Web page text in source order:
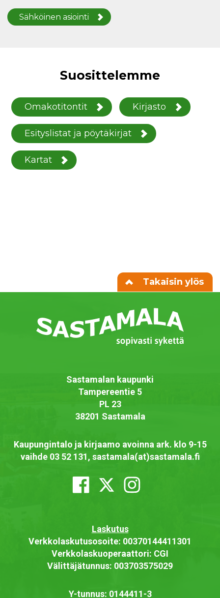
Sähköinen asiointi
Suosittelemme
Omakotitontit Kirjasto
Esityslistat ja pöytäkirjat
Kartat
Takaisin ylös
Sastamalan kaupunki
Tampereentie 5
PL 23
38201 Sastamala
Kaupungintalo ja kirjaamo avoinna ark. klo 9-15
vaihde 03 52 131, sastamala(at)sastamala.fi
Laskutus
Verkkolaskutusosoite: 00370144411301
Verkkolaskuoperaattori: CGI
Välittäjätunnus: 003703575029
Y-tunnus: 0144411-3